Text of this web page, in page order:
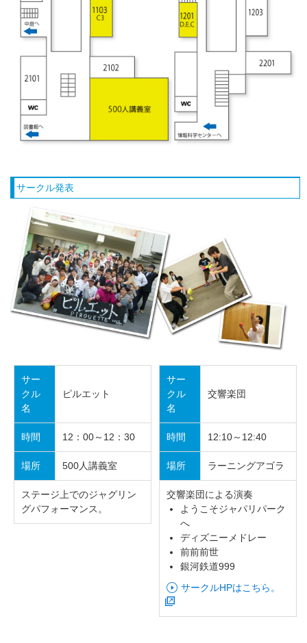
サークル発表
サー
クル
名
ピルエット
時間 12：00～12：30
場所 500人講義室
ステージ上でのジャグリン
グパフォーマンス。
サー
クル
名
交響楽団
時間 12:10～12:40
場所 ラーニングアゴラ
交響楽団による演奏
ようこそジャパリパーク
へ
ディズニーメドレー
前前前世
銀河鉄道999
サークルHPはこちら。